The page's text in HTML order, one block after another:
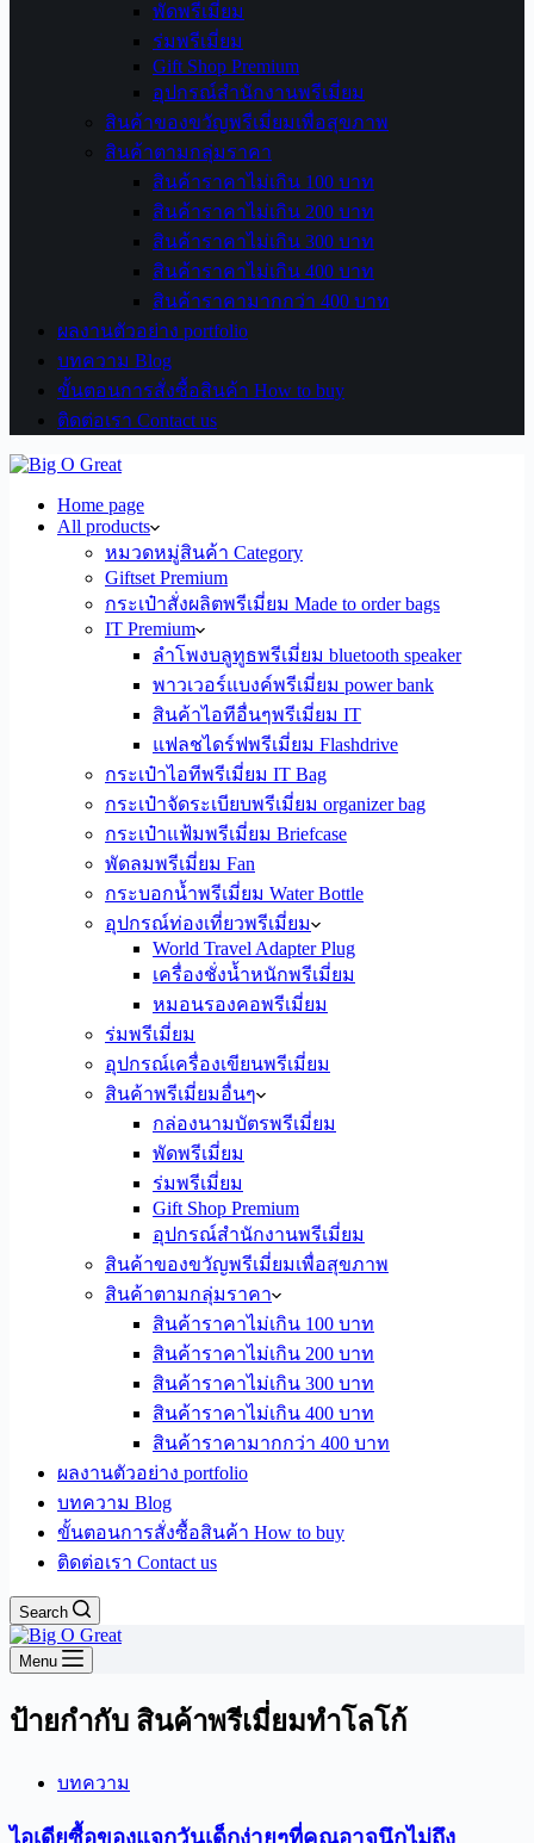
พัดพรีเมี่ยม
ร่มพรีเมี่ยม
Gift Shop Premium
อุปกรณ์สำนักงานพรีเมี่ยม
สินค้าของขวัญพรีเมี่ยมเพื่อสุขภาพ
สินค้าตามกลุ่มราคา
สินค้าราคาไม่เกิน 100 บาท
สินค้าราคาไม่เกิน 200 บาท
สินค้าราคาไม่เกิน 300 บาท
สินค้าราคาไม่เกิน 400 บาท
สินค้าราคามากกว่า 400 บาท
ผลงานตัวอย่าง portfolio
บทความ Blog
ขั้นตอนการสั่งซื้อสินค้า How to buy
ติดต่อเรา Contact us
Home page
All products
หมวดหมู่สินค้า Category
Giftset Premium
กระเป๋าสั่งผลิตพรีเมี่ยม Made to order bags
IT Premium
ลำโพงบลูทูธพรีเมี่ยม bluetooth speaker
พาวเวอร์แบงค์พรีเมี่ยม power bank
สินค้าไอทีอื่นๆพรีเมี่ยม IT
แฟลชไดร์ฟพรีเมี่ยม Flashdrive
กระเป๋าไอทีพรีเมี่ยม IT Bag
กระเป๋าจัดระเบียบพรีเมี่ยม organizer bag
กระเป๋าแฟ้มพรีเมี่ยม Briefcase
พัดลมพรีเมี่ยม Fan
กระบอกน้ำพรีเมี่ยม Water Bottle
อุปกรณ์ท่องเที่ยวพรีเมี่ยม
World Travel Adapter Plug
เครื่องชั่งน้ำหนักพรีเมี่ยม
หมอนรองคอพรีเมี่ยม
ร่มพรีเมี่ยม
อุปกรณ์เครื่องเขียนพรีเมี่ยม
สินค้าพรีเมี่ยมอื่นๆ
กล่องนามบัตรพรีเมี่ยม
พัดพรีเมี่ยม
ร่มพรีเมี่ยม
Gift Shop Premium
อุปกรณ์สำนักงานพรีเมี่ยม
สินค้าของขวัญพรีเมี่ยมเพื่อสุขภาพ
สินค้าตามกลุ่มราคา
สินค้าราคาไม่เกิน 100 บาท
สินค้าราคาไม่เกิน 200 บาท
สินค้าราคาไม่เกิน 300 บาท
สินค้าราคาไม่เกิน 400 บาท
สินค้าราคามากกว่า 400 บาท
ผลงานตัวอย่าง portfolio
บทความ Blog
ขั้นตอนการสั่งซื้อสินค้า How to buy
ติดต่อเรา Contact us
Search
Menu
ป้ายกำกับ สินค้าพรีเมี่ยมทำโลโก้
บทความ
ไอเดียซื้อของแจกวันเด็กง่ายๆที่คุณอาจนึกไม่ถึง